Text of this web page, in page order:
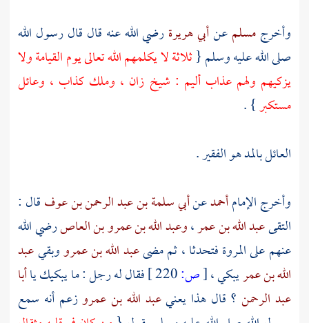
وأخرجمسلمعنأبي هريرةرضي الله عنه قال قال رسول الله
صلى الله عليه وسلم {ثلاثة لا يكلمهم الله تعالى يوم القيامة ولا
يزكيهم ولهم عذاب أليم : شيخ زان ، وملك كذاب ، وعائل
مستكبر} .
العائل بالمد هو الفقير .
وأخرج الإمامأحمدعنأبي سلمة بن عبد الرحمن بن عوفقال :
التقىعبد الله بن عمر،وعبد الله بن عمرو بن العاصرضي الله
عنهم علىالمروةفتحدثا ، ثم مضىعبد الله بن عمرووبقيعبد
الله بن عمريبكي ،[ص: فقال له رجل : ما يبكيك ياأبا
عبد الرحمن ؟ قال هذا يعنيعبد الله بن عمروزعم أنه سمع